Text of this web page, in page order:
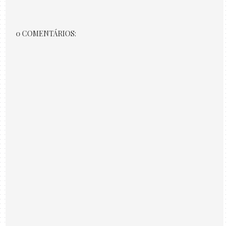
0 COMENTÁRIOS: